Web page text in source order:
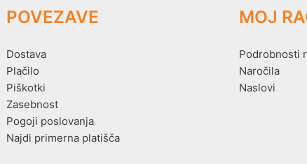
POVEZAVE
Dostava
Plačilo
Piškotki
Zasebnost
Pogoji poslovanja
Najdi primerna platišča
MOJ
Podrobnosti
Naročila
Naslovi